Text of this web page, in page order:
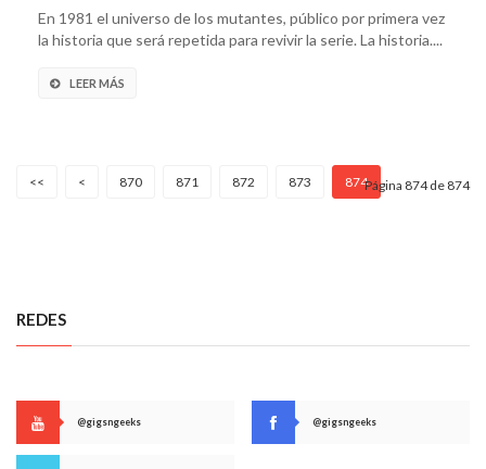
En 1981 el universo de los mutantes, público por primera vez
la historia que será repetida para revivir la serie. La historia....
LEER MÁS
<< < 870 871 872 873 874Página 874 de 874
REDES
@gigsngeeks @gigsngeeks